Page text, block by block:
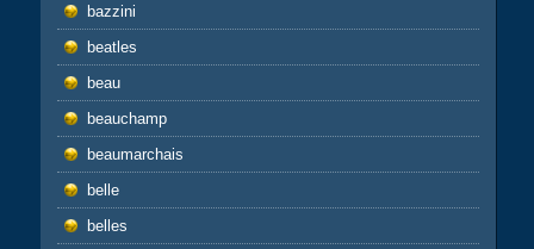
bazzini
beatles
beau
beauchamp
beaumarchais
belle
belles